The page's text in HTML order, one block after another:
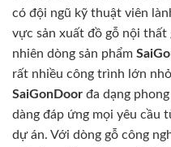
có đội ngũ kỹ thuật viên
vực sản xuất đồ gỗ nội
nhiên dòng sản phẩm
rất nhiều công trình lớn
SaiGonDoor đa dạng
dàng đáp ứng mọi yêu cầu
dự án. Với dòng gỗ công